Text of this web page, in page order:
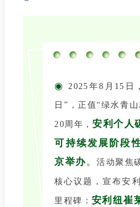
◉ 2025年8月15日
日”，正值“绿水青
20周年，安利个人
可持续发展阶段
京举办。活动聚焦
核心议题，宣布安
里程碑：安利纽崔